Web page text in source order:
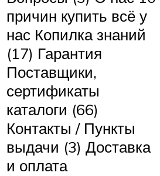
причин купить всё у
нас Копилка знаний
(17) Гарантия
Поставщики,
сертификаты
каталоги (66)
Контакты / Пункты
выдачи (3) Доставка
и оплата